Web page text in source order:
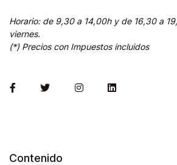
Horario: de 9,30 a 14,00h y de 16,30 a
viernes.
(*) Precios con Impuestos incluidos
Contenido